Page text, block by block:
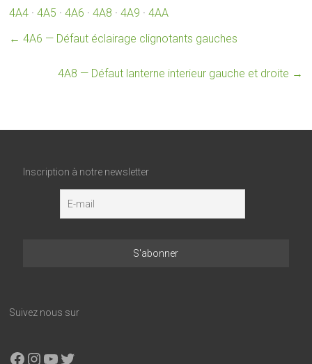
4A4 ·4A5 ·4A6 ·4A8 ·4A9 ·4AA
← 4A6 — Défaut éclairage clignotants gauches
4A8 — Défaut lanterne interieur gauche et droite →
Inscription à notre newsletter
Suivez nous sur
Facebook
Instagram
YouTube
X